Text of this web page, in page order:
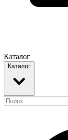
Каталог
Каталог